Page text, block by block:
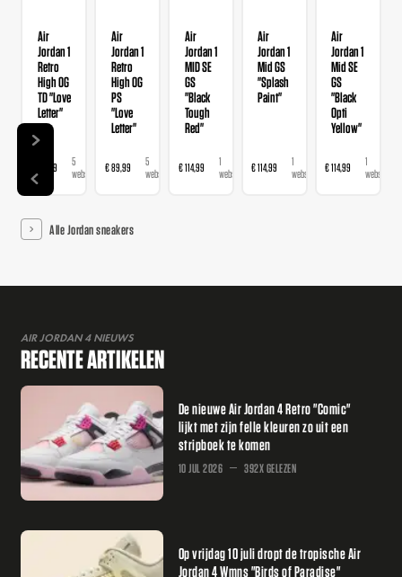
Air
Jordan 1
Retro
High OG
TD "Love
Letter"
€ 69,99
5
webshops
Air
Jordan 1
Retro
High OG
PS
"Love
Letter"
€ 89,99
5
webshops
Air
Jordan 1
MID SE
GS
"Black
Tough
Red"
€ 114,99
1
webshop
Air
Jordan 1
Mid GS
"Splash
Paint"
€ 114,99
1
webshop
Air
Jordan 1
Mid SE
GS
"Black
Opti
Yellow"
€ 114,99
1
webshop
Alle Jordan sneakers
AIR JORDAN 4 NIEUWS
RECENTE ARTIKELEN
De nieuwe Air Jordan 4 Retro "Comic"
lijkt met zijn felle kleuren zo uit een
stripboek te komen
10 JUL 2026 392X GELEZEN
Op vrijdag 10 juli dropt de tropische Air
Jordan 4 Wmns "Birds of Paradise"